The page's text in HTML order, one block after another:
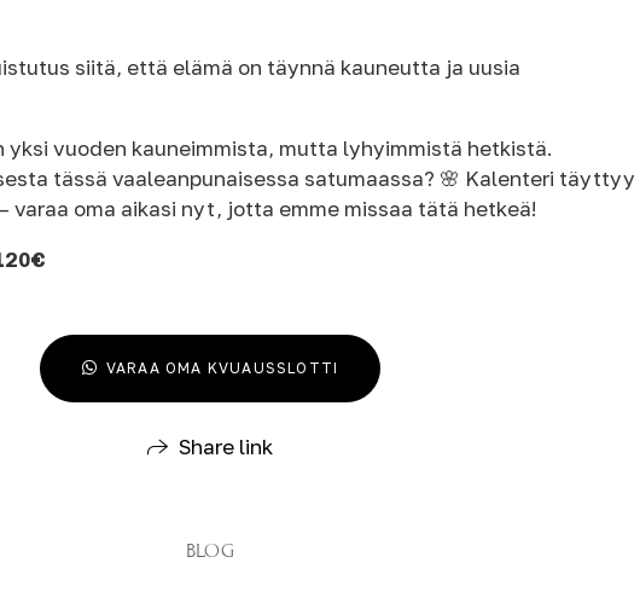
siitä, että elämä on täynnä kauneutta ja uusia
yksi vuoden kauneimmista, mutta lyhyimmistä hetkistä.
tässä vaaleanpunaisessa satumaassa? 🌸 Kalenteri täyttyy
varaa oma aikasi nyt, jotta emme missaa tätä hetkeä!
VARAA OMA KVUAUSSLOTTI
Share link
BLOG